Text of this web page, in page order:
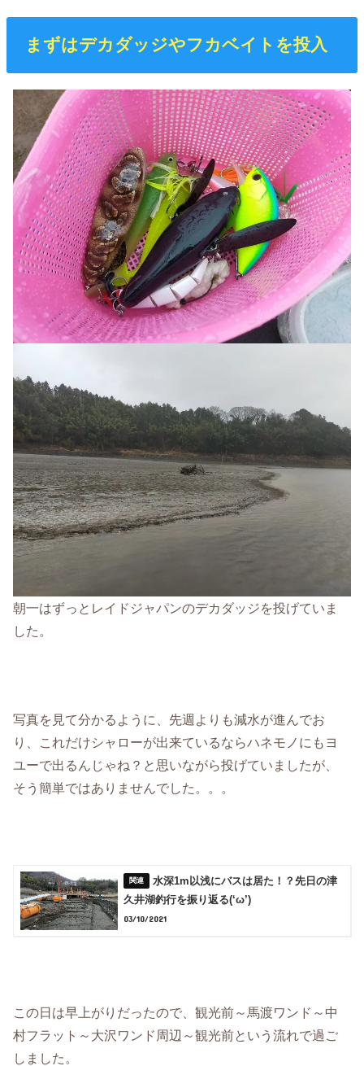
まずはデカダッジやフカベイトを投入
朝一はずっとレイドジャパンのデカダッジを投げていま
した。
写真を見て分かるように、先週よりも減水が進んでお
り、これだけシャローが出来ているならハネモノにもヨ
ユーで出るんじゃね？と思いながら投げていましたが、
そう簡単ではありませんでした。。。
水深1m以浅にバスは居た！？先日の津
久井湖釣行を振り返る(‘ω’)
03/10/2021
この日は早上がりだったので、観光前～馬渡ワンド～中
村フラット～大沢ワンド周辺～観光前という流れで過ご
しました。